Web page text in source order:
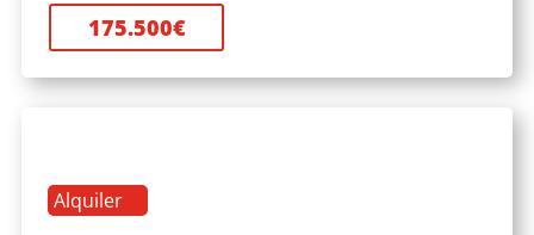
175.500€
Alquiler